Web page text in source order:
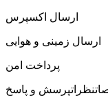
ارسال اکسپرس
ارسال زمینی و هوایی
پرداخت امن
نظراتپرسش و پاسخ